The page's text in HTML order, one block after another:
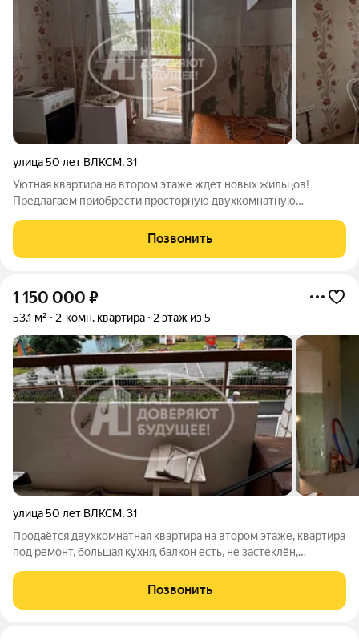
улица 50 лет ВЛКСМ,31
Уютная квартира на втором этаже ждет новых жильцов!
Предлагаем приобрести просторную двухкомнатную
втором этаже дома. Жильё идеально подойдёт как молодой
семье, так и инвесторам, планирующим
Позвонить
1 150 000 ₽
53,1 м² 2-комн. квартира 2 этаж из 5
улица 50 лет ВЛКСМ,31
Продаётся двухкомнатная квартира на втором этаже, квартира
под ремонт, большая кухня, балкон есть, не застеклён,
одобрения и более 30 банков. После оформления
предоставляем гарантийный сертификат.
Позвонить